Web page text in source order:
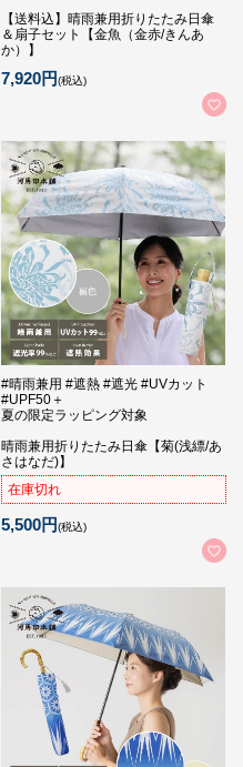
【送料込】晴雨兼用折りたたみ日傘
＆扇子セット【金魚（金赤/きんあ
か）】
7,920円(税込)
#晴雨兼用 #遮熱 #遮光 #UVカット
#UPF50＋
夏の限定ラッピング対象
晴雨兼用折りたたみ日傘【菊(浅縹/あ
さはなだ)】
在庫切れ
5,500円(税込)